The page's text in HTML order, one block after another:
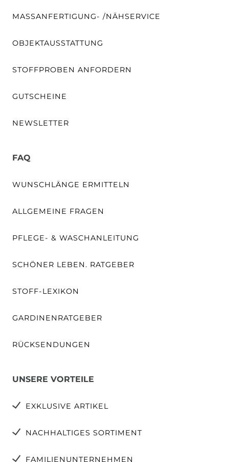
MASSANFERTIGUNG- /NÄHSERVICE
OBJEKTAUSSTATTUNG
STOFFPROBEN ANFORDERN
GUTSCHEINE
NEWSLETTER
FAQ
WUNSCHLÄNGE ERMITTELN
ALLGEMEINE FRAGEN
PFLEGE- & WASCHANLEITUNG
SCHÖNER LEBEN. RATGEBER
STOFF-LEXIKON
GARDINENRATGEBER
RÜCKSENDUNGEN
UNSERE VORTEILE
EXKLUSIVE ARTIKEL
NACHHALTIGES SORTIMENT
FAMILIENUNTERNEHMEN